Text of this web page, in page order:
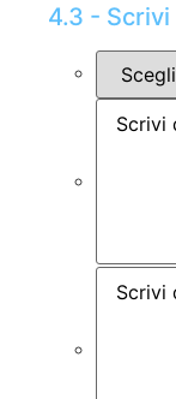
4.3 - Scrivi